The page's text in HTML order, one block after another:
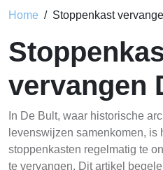
Home Stoppenkast
vervangen
In De Bult, waar historische
levenswijzen samenkomen, is
stoppenkasten regelmatig te
te vervangen. Dit artikel